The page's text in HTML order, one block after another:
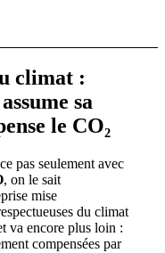
climat :
sa
le CO₂
pas seulement avec
, on le sait
mise
du climat
va encore plus loin :
compensées par